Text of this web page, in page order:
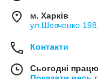
м. Харків
ул.Шевченко
Контакти
Сьогодні